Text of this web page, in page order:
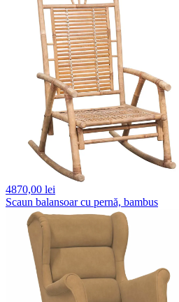
4870,00 lei
Scaun balansoar cu pernă, bambus